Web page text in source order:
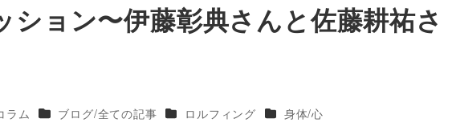
ション〜伊藤彰典さんと佐藤耕祐さ
リー
ラム カテゴリー
ブログ/全ての記事 カテゴリー
ロルフィング カテゴリー
身体/心